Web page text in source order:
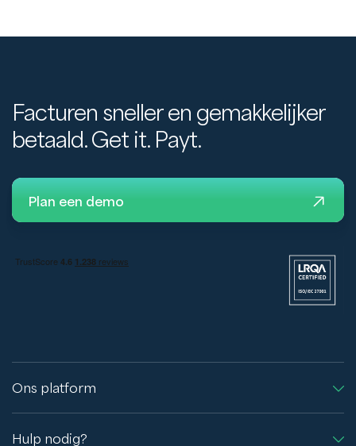
Facturen sneller en gemakkelijker
betaald. Get it. Payt.
Plan een demo
Ons platform
Hulp nodig?